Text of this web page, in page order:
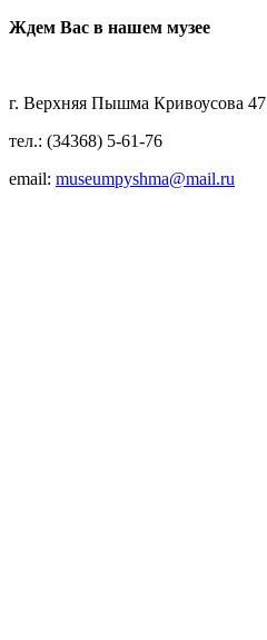
Ждем Вас в нашем музее
г. Верхняя Пышма Кривоусова 47
тел.: (34368) 5-61-76
email: museumpyshma@mail.ru